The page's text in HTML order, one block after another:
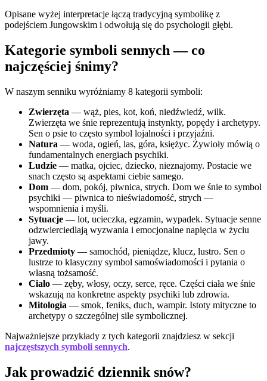
Opisane wyżej interpretacje łączą tradycyjną symbolikę z
podejściem Jungowskim i odwołują się do psychologii głębi.
Kategorie symboli sennych — co
najczęściej śnimy?
W naszym senniku wyróżniamy 8 kategorii symboli:
Zwierzęta — wąż, pies, kot, koń, niedźwiedź, wilk.
Zwierzęta we śnie reprezentują instynkty, popędy i archetypy.
Sen o psie to często symbol lojalności i przyjaźni.
Natura — woda, ogień, las, góra, księżyc. Żywioły mówią o
fundamentalnych energiach psychiki.
Ludzie — matka, ojciec, dziecko, nieznajomy. Postacie we
snach często są aspektami ciebie samego.
Dom — dom, pokój, piwnica, strych. Dom we śnie to symbol
psychiki — piwnica to nieświadomość, strych —
wspomnienia i myśli.
Sytuacje — lot, ucieczka, egzamin, wypadek. Sytuacje senne
odzwierciedlają wyzwania i emocjonalne napięcia w życiu
jawy.
Przedmioty — samochód, pieniądze, klucz, lustro. Sen o
lustrze to klasyczny symbol samoświadomości i pytania o
własną tożsamość.
Ciało — zęby, włosy, oczy, serce, ręce. Części ciała we śnie
wskazują na konkretne aspekty psychiki lub zdrowia.
Mitologia — smok, feniks, duch, wampir. Istoty mityczne to
archetypy o szczególnej sile symbolicznej.
Najważniejsze przykłady z tych kategorii znajdziesz w sekcji
najczęstszych symboli sennych.
Jak prowadzić dziennik snów?